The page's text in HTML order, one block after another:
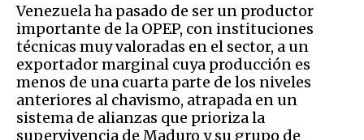
Venezuela ha pasado de ser un productor
importante de la OPEP, con instituciones
técnicas muy valoradas en el sector, a un
exportador marginal cuya producción es
menos de una cuarta parte de los niveles
anteriores al chavismo, atrapada en un
sistema de alianzas que prioriza la
supervivencia de Maduro y su grupo de